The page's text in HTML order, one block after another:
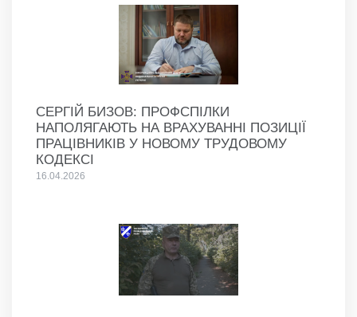
СЕРГІЙ БИЗОВ: ПРОФСПІЛКИ
НАПОЛЯГАЮТЬ НА ВРАХУВАННІ ПОЗИЦІЇ
ПРАЦІВНИКІВ У НОВОМУ ТРУДОВОМУ
КОДЕКСІ
16.04.2026